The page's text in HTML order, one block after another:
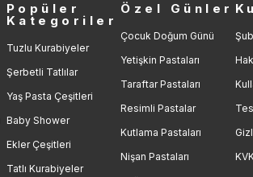
Popüler
Kategoriler
Tuzlu Kurabiyeler
Şerbetli Tatlılar
Yaş Pasta Çeşitleri
Baby Shower
Ekler Çeşitleri
Tatlı Kurabiyeler
Özel Günler
Çocuk Doğum Günü
Yetişkin Pastaları
Taraftar Pastaları
Resimli Pastalar
Kutlama Pastaları
Nişan Pastaları